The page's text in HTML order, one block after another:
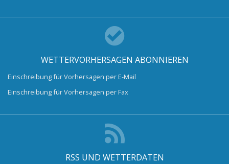
WETTERVORHERSAGEN ABONNIEREN
Einschreibung für Vorhersagen per E-Mail
Einschreibung für Vorhersagen per Fax
RSS UND WETTERDATEN